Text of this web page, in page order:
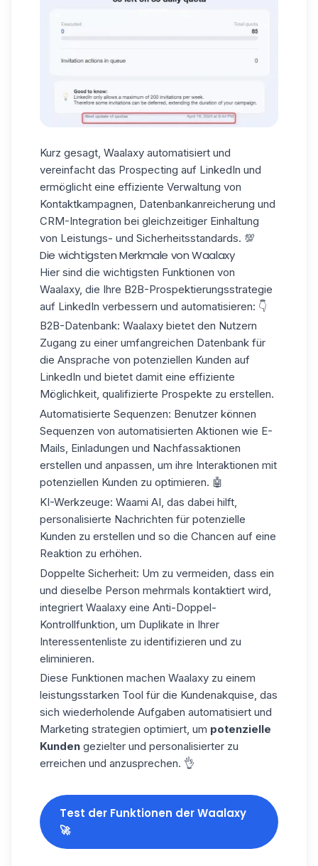
Kurz gesagt, Waalaxy automatisiert und
vereinfacht das Prospecting auf LinkedIn und
ermöglicht eine effiziente Verwaltung von
Kontaktkampagnen, Datenbankanreicherung und
CRM-Integration bei gleichzeitiger Einhaltung
von Leistungs- und Sicherheitsstandards. 💯
Die wichtigsten Merkmale von Waalaxy
Hier sind die wichtigsten Funktionen von
Waalaxy, die Ihre B2B-Prospektierungsstrategie
auf LinkedIn verbessern und automatisieren: 👇
B2B-Datenbank: Waalaxy bietet den Nutzern
Zugang zu einer umfangreichen Datenbank für
die Ansprache von potenziellen Kunden auf
LinkedIn und bietet damit eine effiziente
Möglichkeit, qualifizierte Prospekte zu erstellen.
Automatisierte Sequenzen: Benutzer können
Sequenzen von automatisierten Aktionen wie E-
Mails, Einladungen und Nachfassaktionen
erstellen und anpassen, um ihre Interaktionen mit
potenziellen Kunden zu optimieren. 🤖
KI-Werkzeuge: Waami AI, das dabei hilft,
personalisierte Nachrichten für potenzielle
Kunden zu erstellen und so die Chancen auf eine
Reaktion zu erhöhen.
Doppelte Sicherheit: Um zu vermeiden, dass ein
und dieselbe Person mehrmals kontaktiert wird,
integriert Waalaxy eine Anti-Doppel-
Kontrollfunktion, um Duplikate in Ihrer
Interessentenliste zu identifizieren und zu
eliminieren.
Diese Funktionen machen Waalaxy zu einem
leistungsstarken Tool für die Kundenakquise, das
sich wiederholende Aufgaben automatisiert und
Marketing strategien optimiert, um potenzielle
Kunden gezielter und personalisierter zu
erreichen und anzusprechen. 👌
Test der Funktionen der Waalaxy
🚀